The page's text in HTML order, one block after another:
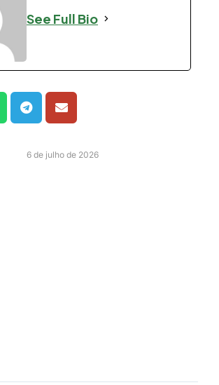
See Full Bio
6 de julho de 2026